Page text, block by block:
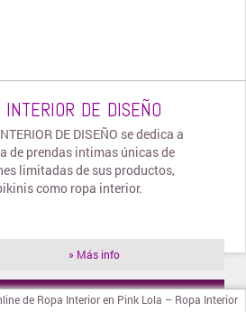
INTERIOR DE DISEÑO
DE DISEÑO se dedica a
de prendas intimas únicas de
limitadas de sus productos,
como ropa interior.
» Más info
» Visitar tienda